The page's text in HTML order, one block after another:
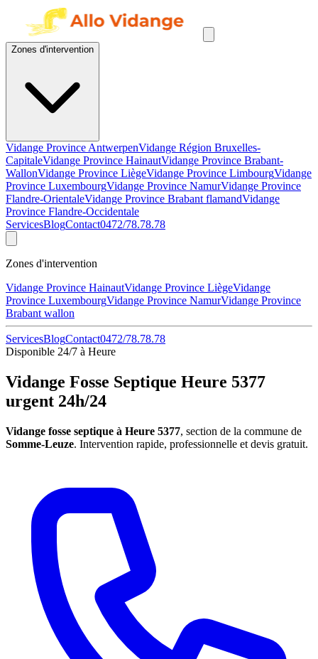
Zones d'intervention
Vidange Province AntwerpenVidange Région Bruxelles-
CapitaleVidange Province HainautVidange Province Brabant-
WallonVidange Province LiègeVidange Province LimbourgVidange
Province LuxembourgVidange Province NamurVidange Province
Flandre-OrientaleVidange Province Brabant flamandVidange
Province Flandre-Occidentale
ServicesBlogContact0472/78.78.78
Zones d'intervention
Vidange Province HainautVidange Province LiègeVidange
Province LuxembourgVidange Province NamurVidange Province
Brabant wallon
ServicesBlogContact0472/78.78.78
Disponible 24/7 à Heure
Vidange Fosse Septique Heure 5377
urgent 24h/24
Vidange fosse septique à Heure 5377, section de la commune de
Somme-Leuze. Intervention rapide, professionnelle et devis gratuit.